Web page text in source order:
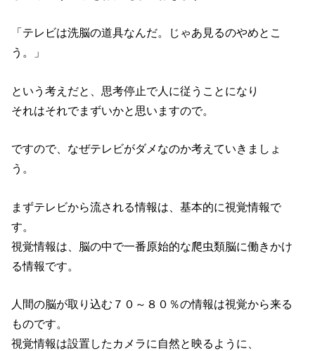
「テレビは洗脳の道具なんだ。じゃあ見るのやめとこ
う。」
という考えだと、思考停止で人に従うことになり
それはそれでまずいかと思いますので。
ですので、なぜテレビがダメなのか考えていきましょ
う。
まずテレビから流される情報は、基本的に視覚情報で
す。
視覚情報は、脳の中で一番原始的な爬虫類脳に働きかけ
る情報です。
人間の脳が取り込む７０～８０％の情報は視覚から来る
ものです。
視覚情報は設置したカメラに自然と映るように、